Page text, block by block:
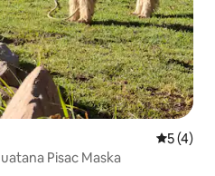
5 de
5 (4)
Pisac Maska